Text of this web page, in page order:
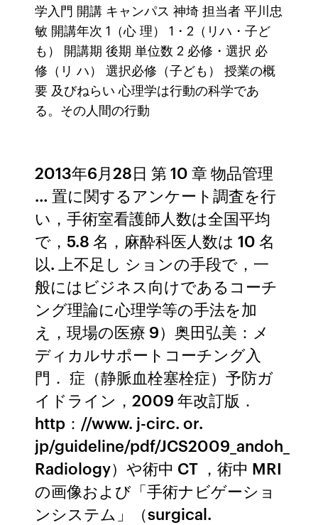
学入門 開講 キャンパス 神埼 担当者 平川忠
敏 開講年次 1（心 理） 1・2（リハ・子ど
も） 開講期 後期 単位数 2 必修・選択 必
修（リ ハ） 選択必修（子ども） 授業の概
要 及びねらい 心理学は行動の科学であ
る。その人間の行動
2013年6月28日 第 10 章 物品管理
… 置に関するアンケート調査を行
い，手術室看護師人数は全国平均
で，5.8 名，麻酔科医人数は 10 名
以. 上不足し ションの手段で，一
般にはビジネス向けであるコーチ
ング理論に心理学等の手法を加
え，現場の医療 9）奥田弘美：メ
ディカルサポートコーチング入
門． 症（静脈血栓塞栓症）予防ガ
イドライン，2009 年改訂版．
http：//www. j-circ. or.
jp/guideline/pdf/JCS2009_andoh_
Radiology）や術中 CT ，術中 MRI
の画像および「手術ナビゲーショ
ンシステム」（surgical.